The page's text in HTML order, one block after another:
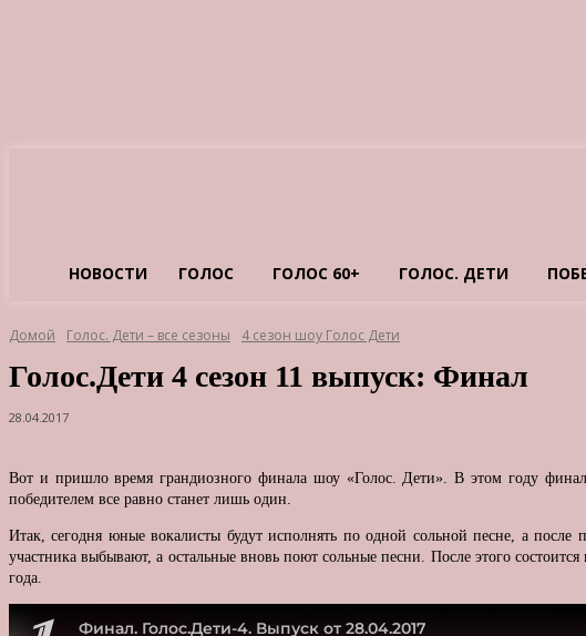
НОВОСТИ ГОЛОС ГОЛОС 60+ ГОЛОС. ДЕТИ
Домой Голос. Дети – все сезоны 4 сезон шоу Голос Дети
Голос.Дети 4 сезон 11 выпуск: Финал
28.04.2017
Вот и пришло время грандиозного финала шоу «Голос. Дети». В этом году
победителем все равно станет лишь один.
Итак, сегодня юные вокалисты будут исполнять по одной сольной песне, а
участника выбывают, а остальные вновь поют сольные песни. После этого
года.